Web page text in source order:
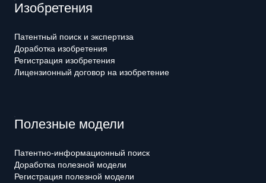
Изобретения
Патентный поиск и экспертиза
Доработка изобретения
Регистрация изобретения
Лицензионный договор на изобретение
Полезные модели
Патентно-информационный поиск
Доработка полезной модели
Регистрация полезной модели